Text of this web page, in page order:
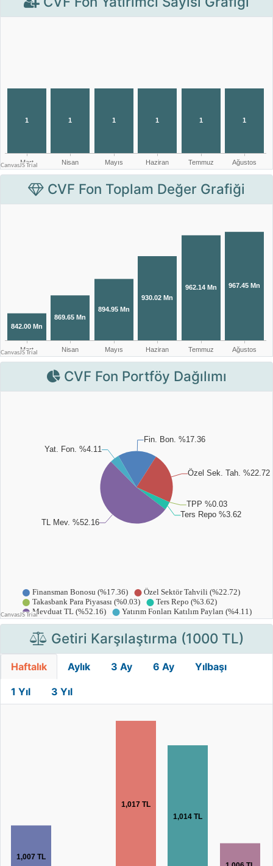
CVF Fon Toplam Değer Grafiği
CVF Fon Portföy Dağılımı
Getiri Karşılaştırma (1000 TL)
Haftalık Aylık 3 Ay 6 Ay Yılbaşı
1 Yıl 3 Yıl